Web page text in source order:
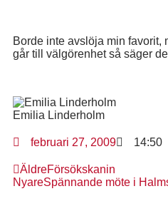
Borde inte avslöja min favorit,
går till välgörenhet så säger
Emilia Linderholm
februari 27, 2009 14:50
ÄldreFörsökskanin
NyareSpännande möte i